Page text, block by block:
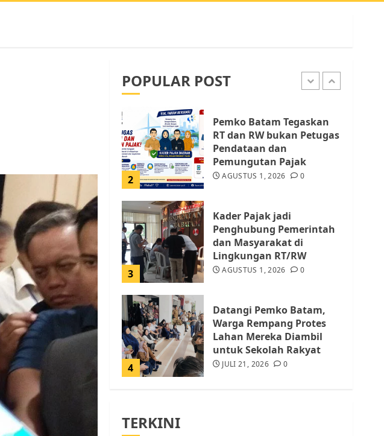
POPULAR POST
1 AGUSTUS 9, 2026
2
Pemko Batam Tegaskan
RT dan RW bukan Petugas
Pendataan dan
Pemungutan Pajak
AGUSTUS 1, 2026 0
3
Kader Pajak jadi
Penghubung Pemerintah
dan Masyarakat di
Lingkungan RT/RW
AGUSTUS 1, 2026 0
4
Datangi Pemko Batam,
Warga Rempang Protes
Lahan Mereka Diambil
untuk Sekolah Rakyat
JULI 21, 2026 0
TERKINI